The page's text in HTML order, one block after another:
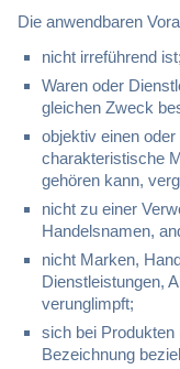
Die anwendbaren
nicht irreführend ist;
Waren oder
gleichen Zweck
objektiv einen
charakteristische
gehören kann,
nicht zu einer
Handelsnamen,
nicht Marken,
Dienstleistungen,
verunglimpft;
sich bei
Bezeichnung